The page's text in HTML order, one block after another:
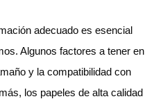
adecuado es esencial
Algunos factores a tener en
y la compatibilidad con
los papeles de alta calidad